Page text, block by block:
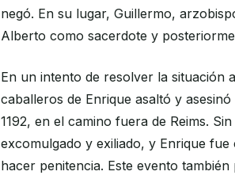
negó. En su lugar, Guillermo,
Alberto como sacerdote y
En un intento de resolver la situación
caballeros de Enrique asaltó y
1192, en el camino fuera de Reims.
excomulgado y exiliado, y Enrique
hacer penitencia. Este evento